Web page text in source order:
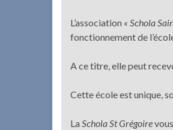
L’association « Schola
fonctionnement de
A ce titre, elle peut
Cette école est unique,
La Schola St Grégoire